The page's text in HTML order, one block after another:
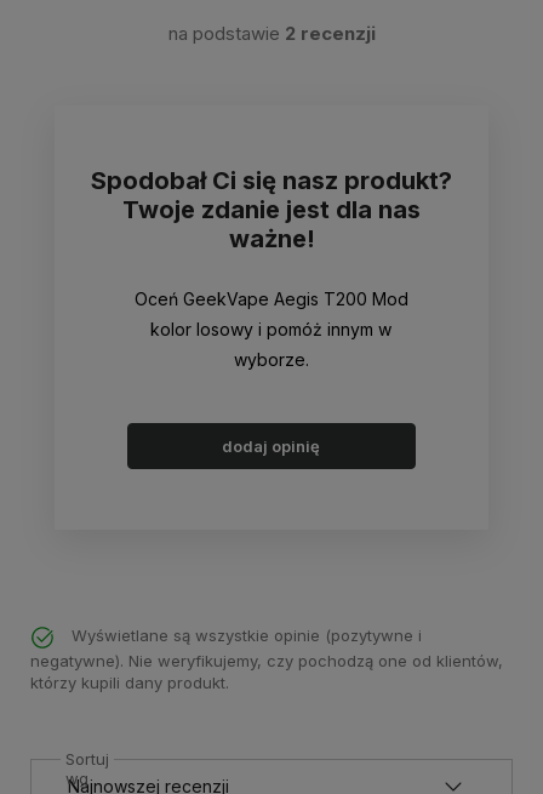
na podstawie 2 recenzji
Spodobał Ci się nasz produkt?
Twoje zdanie jest dla nas
ważne!
Oceń GeekVape Aegis T200 Mod
kolor losowy i pomóż innym w
wyborze.
dodaj opinię
Wyświetlane są wszystkie opinie (pozytywne i
negatywne). Nie weryfikujemy, czy pochodzą one od klientów,
którzy kupili dany produkt.
Sortuj
wg